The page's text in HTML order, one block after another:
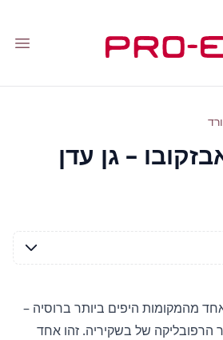
– גן עדן
מהמקומות היפים ביותר ברוסיה –
הרפובליקה של בשקיריה. זהו אחד